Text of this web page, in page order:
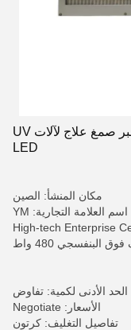
600W 385nm 395nm الماء تبريد UV حبر صمغ علاج لآلات UV
LED
مكان المنشأ: الصين
اسم العلامة التجارية: YM
480 واط
الحد الأدنى لكمية: تفاوض
الأسعار: Negotiate
تفاصيل التغليف: كرتون